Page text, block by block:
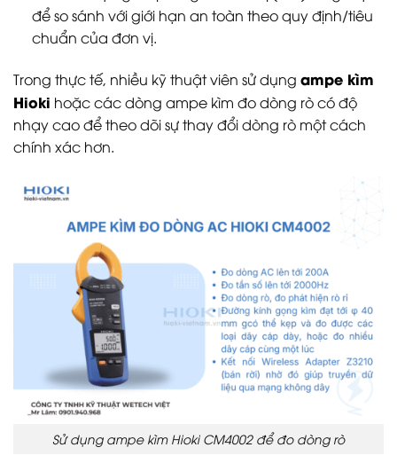
để so sánh với giới hạn an toàn theo quy định/tiêu
chuẩn của đơn vị.
Trong thực tế, nhiều kỹ thuật viên sử dụng ampe kìm
Hioki hoặc các dòng ampe kìm đo dòng rò có độ
nhạy cao để theo dõi sự thay đổi dòng rò một cách
chính xác hơn.
Sử dụng ampe kìm Hioki CM4002 để đo dòng rò